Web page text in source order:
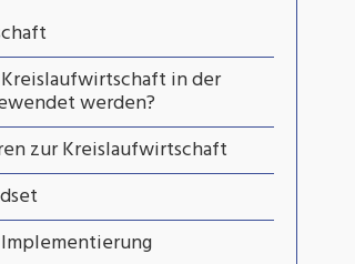
in der
werden?
zur Kreislaufwirtschaft